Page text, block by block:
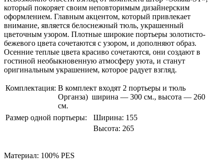
который покоряет своим неповторимым дизайнерским
оформлением. Главным акцентом, который привлекает
внимание, является белоснежный тюль, украшенный
цветочным узором. Плотные широкие портьеры золотисто-
бежевого цвета сочетаются с узором, и дополняют образ.
Осенние теплые цвета красиво сочетаются, они создают в
гостиной необыкновенную атмосферу уюта, и станут
оригинальным украшением, которое радует взгляд.
Комплектация: В комплект входят 2 портьеры и тюль
Органза) ширина — 300 см., высота — 260
см.
Размер одной портьеры:
Ширина: 155
Высота: 265
Материал: 100% PES